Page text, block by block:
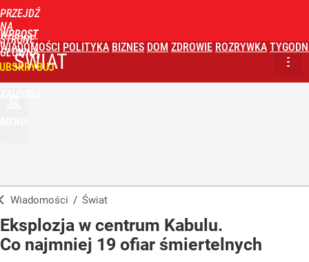
PRZEJDŹ
NA
STRONĘ
GŁÓWNĄ
WPROST
WIADOMOŚCI POLITYKA BIZNES DOM ZDROWIE ROZRYWKA
ŚWIAT
Wiadomości / Świat
Eksplozja w centrum Kabulu.
Co najmniej 19 ofiar śmiertelnych